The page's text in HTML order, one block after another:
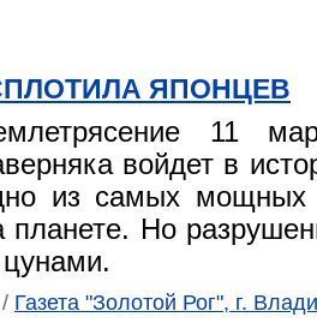
ЯПОНЦЕВ
11
войдет в
из самых мощных
планете. Но
/ Газета "Золотой Рог", г.